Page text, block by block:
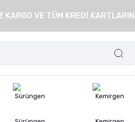
VE TÜM KREDİ